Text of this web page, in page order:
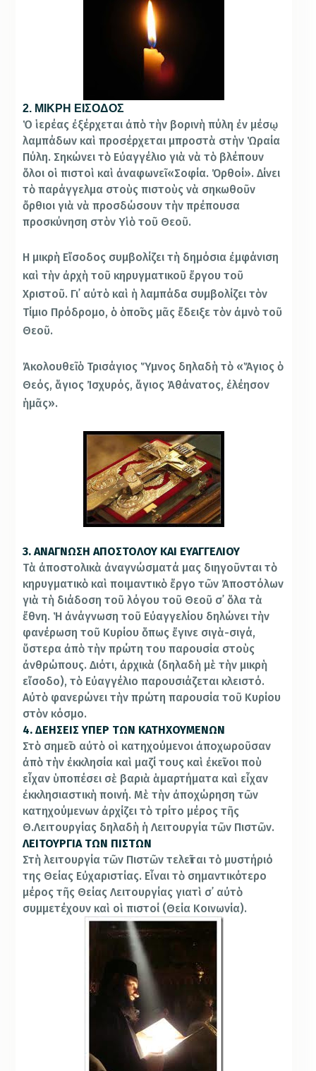
2. ΜΙΚΡΗ ΕΙΣΟΔΟΣ
Ὁ ἱερέας ἐξέρχεται ἀπὸ τὴν βορινὴ πύλη ἐν μέσῳ
λαμπάδων καὶ προσέρχεται μπροστὰ στὴν Ὡραία
Πύλη. Σηκώνει τὸ Εὐαγγέλιο γιὰ νὰ τὸ βλέπουν
ὅλοι οἱ πιστοὶ καὶ ἀναφωνεῖ «Σοφία. Ὀρθοί». Δίνει
τὸ παράγγελμα στοὺς πιστοὺς νὰ σηκωθοῦν
ὄρθιοι γιὰ νὰ προσδώσουν τὴν πρέπουσα
προσκύνηση στὸν Υἱὸ τοῦ Θεοῦ.
Η μικρὴ Εἴσοδος συμβολίζει τὴ δημόσια ἐμφάνιση
καὶ τὴν ἀρχὴ τοῦ κηρυγματικοῦ ἔργου τοῦ
Χριστοῦ. Γι᾿ αὐτὸ καὶ ἡ λαμπάδα συμβολίζει τὸν
Τίμιο Πρόδρομο, ὁ ὁποῖος μᾶς ἔδειξε τὸν ἀμνὸ τοῦ
Θεοῦ.
Ἀκολουθεῖ ὁ Τρισάγιος Ὕμνος δηλαδὴ τὸ «Ἅγιος ὁ
Θεός, ἅγιος Ἰσχυρός, ἅγιος Ἀθάνατος, ἐλέησον
ἡμᾶς».
3. ΑΝΑΓΝΩΣΗ ΑΠΟΣΤΟΛΟΥ ΚΑΙ ΕΥΑΓΓΕΛΙΟΥ
Τὰ ἀποστολικὰ ἀναγνώσματά μας διηγοῦνται τὸ
κηρυγματικὸ καὶ ποιμαντικὸ ἔργο τῶν Ἀποστόλων
γιὰ τὴ διάδοση τοῦ λόγου τοῦ Θεοῦ σ᾿ ὅλα τὰ
ἔθνη. Ἡ ἀνάγνωση τοῦ Εὐαγγελίου δηλώνει τὴν
φανέρωση τοῦ Κυρίου ὅπως ἔγινε σιγὰ-σιγά,
ὕστερα ἀπὸ τὴν πρώτη του παρουσία στοὺς
ἀνθρώπους. Διότι, ἀρχικὰ (δηλαδὴ μὲ τὴν μικρὴ
εἴσοδο), τὸ Εὐαγγέλιο παρουσιάζεται κλειστό.
Αὐτὸ φανερώνει τὴν πρώτη παρουσία τοῦ Κυρίου
στὸν κόσμο.
4. ΔΕΗΣΕΙΣ ΥΠΕΡ ΤΩΝ ΚΑΤΗΧΟΥΜΕΝΩΝ
Στὸ σημεῖο αὐτὸ οἱ κατηχούμενοι ἀποχωροῦσαν
ἀπὸ τὴν ἐκκλησία καὶ μαζί τους καὶ ἐκεῖνοι ποὺ
εἶχαν ὑποπέσει σὲ βαριὰ ἁμαρτήματα καὶ εἶχαν
ἐκκλησιαστικὴ ποινή. Μὲ τὴν ἀποχώρηση τῶν
κατηχούμενων ἀρχίζει τὸ τρίτο μέρος τῆς
Θ.Λειτουργίας δηλαδὴ ἡ Λειτουργία τῶν Πιστῶν.
ΛΕΙΤΟΥΡΓΙΑ ΤΩΝ ΠΙΣΤΩΝ
Στὴ λειτουργία τῶν Πιστῶν τελεῖται τὸ μυστήριό
της Θείας Εὐχαριστίας. Εἶναι τὸ σημαντικότερο
μέρος τῆς Θείας Λειτουργίας γιατὶ σ᾿ αὐτὸ
συμμετέχουν καὶ οἱ πιστοί (Θεία Κοινωνία).